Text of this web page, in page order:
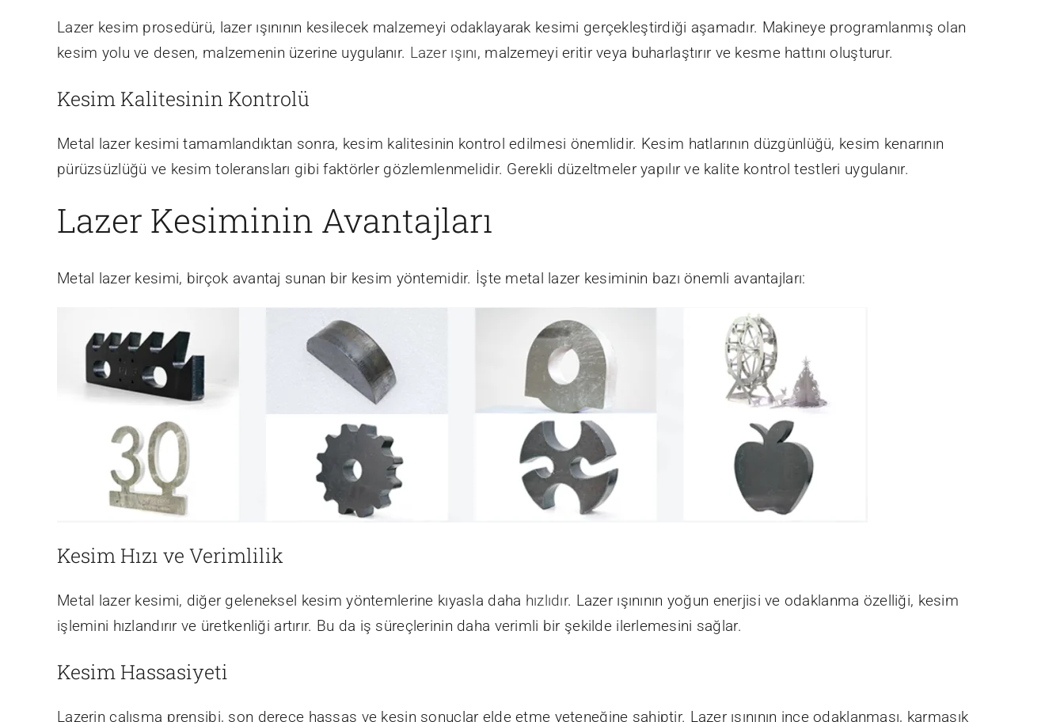
Lazer kesim prosedürü, lazer ışınının kesilecek malzemeyi odaklayarak kesimi gerçekleştirdiği aşamadır. Makineye programlanmış olan
kesim yolu ve desen, malzemenin üzerine uygulanır. Lazer ışını, malzemeyi eritir veya buharlaştırır ve kesme hattını oluşturur.
Kesim Kalitesinin Kontrolü
Metal lazer kesimi tamamlandıktan sonra, kesim kalitesinin kontrol edilmesi önemlidir. Kesim hatlarının düzgünlüğü, kesim kenarının
pürüzsüzlüğü ve kesim toleransları gibi faktörler gözlemlenmelidir. Gerekli düzeltmeler yapılır ve kalite kontrol testleri uygulanır.
Lazer Kesiminin Avantajları
Metal lazer kesimi, birçok avantaj sunan bir kesim yöntemidir. İşte metal lazer kesiminin bazı önemli avantajları:
Kesim Hızı ve Verimlilik
Metal lazer kesimi, diğer geleneksel kesim yöntemlerine kıyasla daha hızlıdır. Lazer ışınının yoğun enerjisi ve odaklanma özelliği, kesim
işlemini hızlandırır ve üretkenliği artırır. Bu da iş süreçlerinin daha verimli bir şekilde ilerlemesini sağlar.
Kesim Hassasiyeti
Lazerin çalışma prensibi, son derece hassas ve kesin sonuçlar elde etme yeteneğine sahiptir. Lazer ışınının ince odaklanması, karmaşık